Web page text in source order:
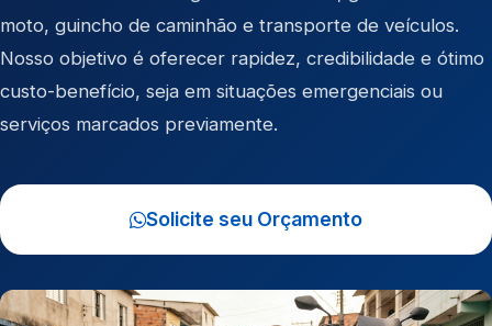
moto, guincho de caminhão e transporte de veículos.
Nosso objetivo é oferecer rapidez, credibilidade e ótimo
custo-benefício, seja em situações emergenciais ou
serviços marcados previamente.
Solicite seu Orçamento